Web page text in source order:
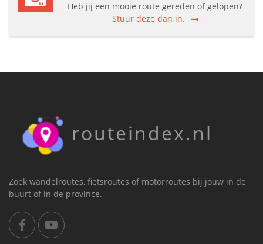
Heb jij een mooie route gereden of gelopen?
Stuur deze dan in.
routeindex.nl
Zoek wandelroutes, fietsroutes of motorroutes bij jouw in de
buurt of in de province.